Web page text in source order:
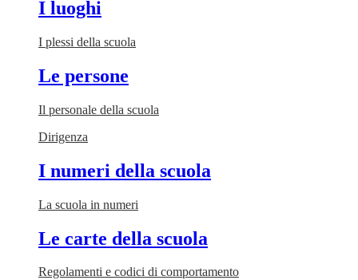
I luoghi
I plessi della scuola
Le persone
Il personale della scuola
Dirigenza
I numeri della scuola
La scuola in numeri
Le carte della scuola
Regolamenti e codici di comportamento